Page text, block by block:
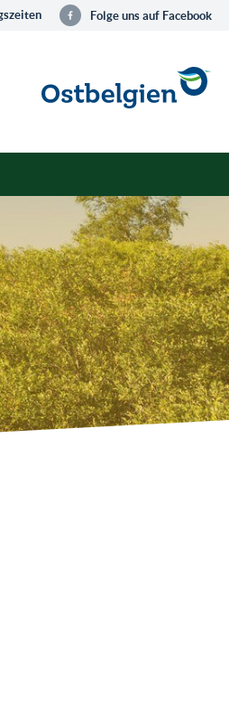
Folge uns auf Facebook